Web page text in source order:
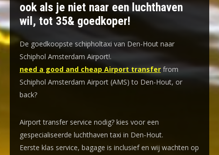
ook als je niet naar een luchthaven
wil, tot 35& goedkoper!
De goedkoopste schipholtaxi van Den-Hout naar
Schiphol Amsterdam Airport!.
need a good and cheap Airport transfer from
Schiphol Amsterdam Airport (AMS) to Den-Hout, or
back?
Airport transfer service nodig? kies voor een
gespecialiseerde luchthaven taxi in Den-Hout.
Eerste klas service, bagage is inclusief en wij wachten op